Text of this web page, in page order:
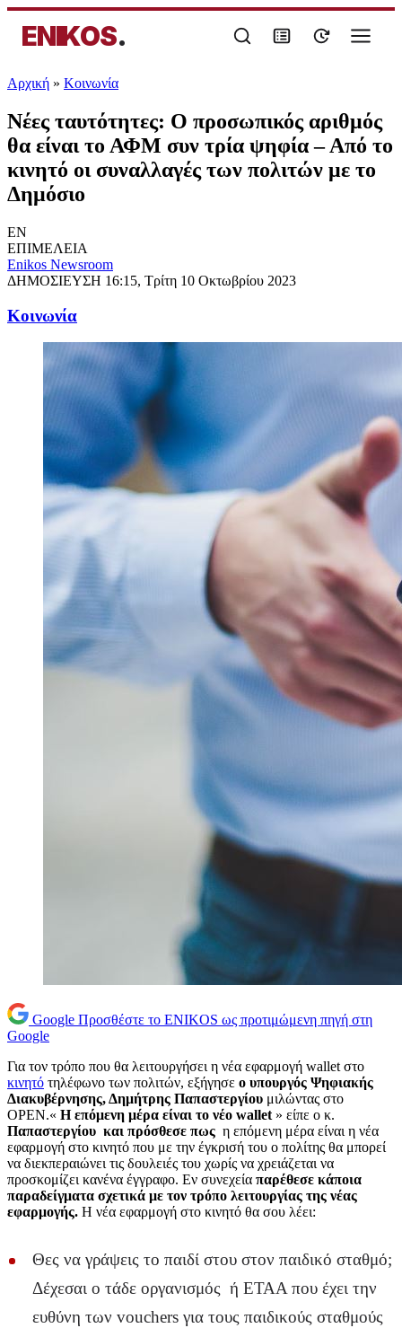
ENIKOS.
Αρχική » Κοινωνία
Νέες ταυτότητες: Ο προσωπικός αριθμός
θα είναι το ΑΦΜ συν τρία ψηφία – Από το
κινητό οι συναλλαγές των πολιτών με το
Δημόσιο
EN
ΕΠΙΜΕΛΕΙΑ
Enikos Newsroom
ΔΗΜΟΣΙΕΥΣΗ 16:15, Τρίτη 10 Οκτωβρίου 2023
Κοινωνία
Google Προσθέστε το ENIKOS ως προτιμώμενη πηγή στη
Google
Για τον τρόπο που θα λειτουργήσει η νέα εφαρμογή wallet στο
κινητό τηλέφωνο των πολιτών, εξήγησε ο υπουργός Ψηφιακής
Διακυβέρνησης, Δημήτρης Παπαστεργίου μιλώντας στο
OPEN.« Η επόμενη μέρα είναι το νέο wallet » είπε ο κ.
Παπαστεργίου και πρόσθεσε πως η επόμενη μέρα είναι η νέα
εφαρμογή στο κινητό που με την έγκρισή του ο πολίτης θα μπορεί
να διεκπεραιώνει τις δουλειές του χωρίς να χρειάζεται να
προσκομίζει κανένα έγγραφο. Εν συνεχεία παρέθεσε κάποια
παραδείγματα σχετικά με τον τρόπο λειτουργίας της νέας
εφαρμογής. Η νέα εφαρμογή στο κινητό θα σου λέει:
Θες να γράψεις το παιδί στου στον παιδικό σταθμό;
Δέχεσαι ο τάδε οργανισμός ή ΕΤΑΑ που έχει την
ευθύνη των vouchers για τους παιδικούς σταθμούς